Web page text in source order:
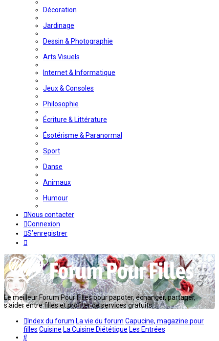
Décoration
Jardinage
Dessin & Photographie
Arts Visuels
Internet & Informatique
Jeux & Consoles
Philosophie
Écriture & Littérature
Ésotérisme & Paranormal
Sport
Danse
Animaux
Humour
Nous contacter
Connexion
S’enregistrer
Le meilleur Forum Pour Filles pour papoter, échanger, partager,
s'aider entre filles et profiter de services gratuits...
Index du forum La vie du forum Capucine, magazine pour
filles Cuisine La Cuisine Diététique Les Entrées
Rechercher